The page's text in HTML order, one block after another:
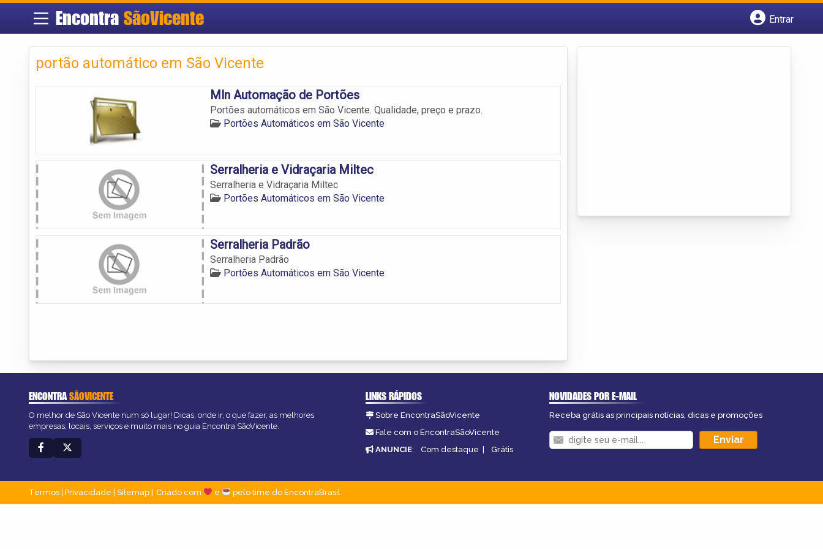
Encontra SãoVicente
Entrar
portão automático em São Vicente
Mln Automação de Portões
Portões automáticos em São Vicente. Qualidade, preço e prazo.
Portões Automáticos em São Vicente
Serralheria e Vidraçaria Miltec
Serralheria e Vidraçaria Miltec
Portões Automáticos em São Vicente
Serralheria Padrão
Serralheria Padrão
Portões Automáticos em São Vicente
ENCONTRASÃOVICENTE
O melhor de São Vicente num só lugar! Dicas, onde ir, o que fazer, as melhores
empresas, locais, serviços e muito mais no guia Encontra SãoVicente.
LINKS RÁPIDOS
Sobre EncontraSãoVicente
Fale com o EncontraSãoVicente
ANUNCIE: Com destaque | Grátis
NOVIDADES POR E-MAIL
Receba grátis as principais notícias, dicas e promoções
Termos Privacidade Sitemap Criado com e pelo time do EncontraBrasil